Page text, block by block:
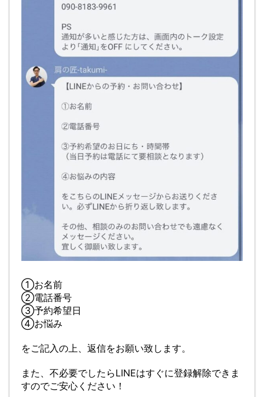
①お名前
②電話番号
③予約希望日
④お悩み
をご記入の上、返信をお願い致します。
また、不必要でしたらLINEはすぐに登録解除できま
すのでご安心ください！